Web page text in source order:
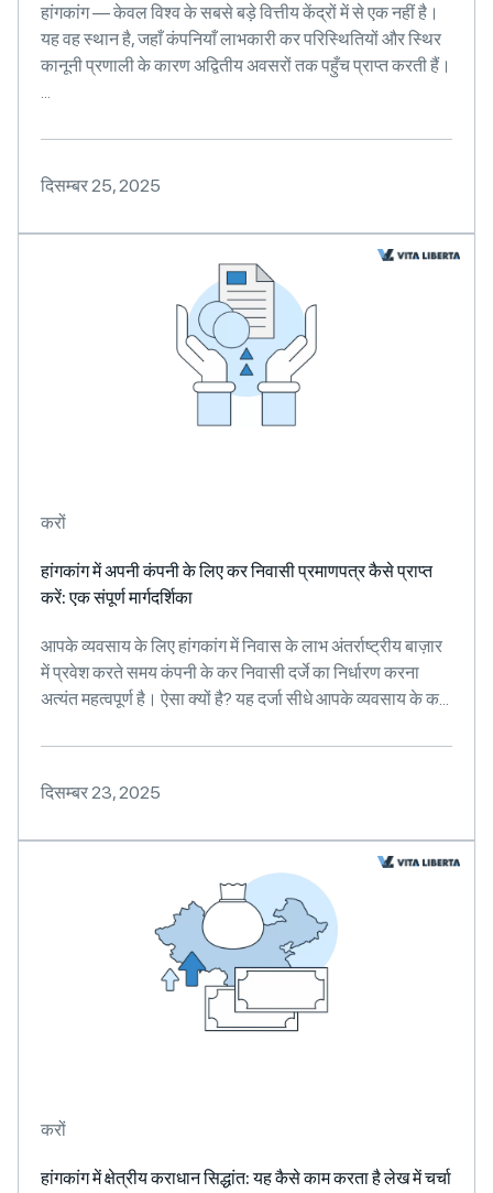
हांगकांग — केवल विश्व के सबसे बड़े वित्तीय केंद्रों में से एक नहीं है।
यह वह स्थान है, जहाँ कंपनियाँ लाभकारी कर परिस्थितियों और स्थिर
कानूनी प्रणाली के कारण अद्वितीय अवसरों तक पहुँच प्राप्त करती हैं।
...
दिसम्बर 25, 2025
करों
हांगकांग में अपनी कंपनी के लिए कर निवासी प्रमाणपत्र कैसे प्राप्त
करें: एक संपूर्ण मार्गदर्शिका
आपके व्यवसाय के लिए हांगकांग में निवास के लाभ अंतर्राष्ट्रीय बाज़ार
में प्रवेश करते समय कंपनी के कर निवासी दर्जे का निर्धारण करना
अत्यंत महत्वपूर्ण है। ऐसा क्यों है? यह दर्जा सीधे आपके व्यवसाय के क...
दिसम्बर 23, 2025
करों
हांगकांग में क्षेत्रीय कराधान सिद्धांत: यह कैसे काम करता है लेख में चर्चा